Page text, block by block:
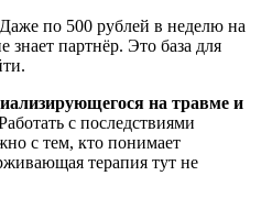
Даже по 500 рублей в неделю на
знает партнёр. Это база для
на травме и
с последствиями
с тем, кто понимает
терапия тут не